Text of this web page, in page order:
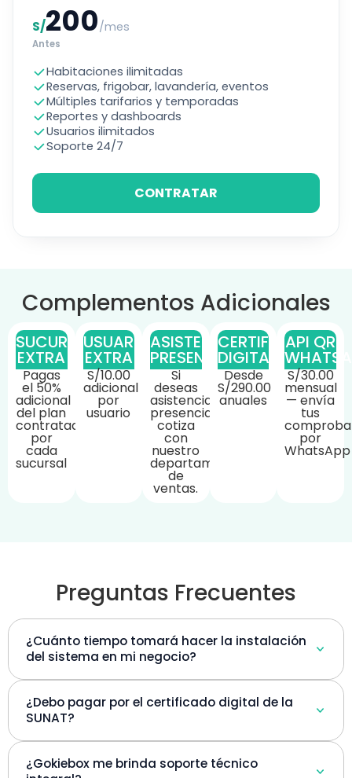
S/200/mes
Antes
Habitaciones ilimitadas
Reservas, frigobar, lavandería, eventos
Múltiples tarifarios y temporadas
Reportes y dashboards
Usuarios ilimitados
Soporte 24/7
CONTRATAR
Complementos Adicionales
SUCURSAL
EXTRA
Pagas
el 50%
adicional
del plan
contratado
por
cada
sucursal
USUARIO
EXTRA
S/10.00
adicional
por
usuario
ASISTENCIA
PRESENCIAL
Si
deseas
asistencia
presencial,
cotiza
con
nuestro
departamento
de
ventas.
CERTIFICADO
DIGITAL
Desde
S/290.00
anuales
API QR
S/30.00
mensual
— envía
tus
por
WhatsApp
Preguntas Frecuentes
¿Cuánto tiempo tomará hacer la instalación
del sistema en mi negocio?
¿Debo pagar por el certificado digital de la
SUNAT?
¿Gokiebox me brinda soporte técnico